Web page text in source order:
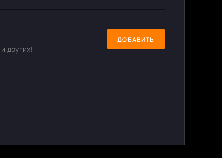
других!
ДОБАВИТЬ